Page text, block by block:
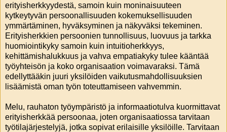
erityisherkkyydestä, samoin kuin moninaisuuteen
kytkeytyvän persoonallisuuden kokemuksellisuuden
ymmärtäminen, hyväksyminen ja näkyväksi tekeminen.
Erityisherkkien persoonien tunnollisuus, luovuus ja tarkka
huomiointikyky samoin kuin intuitioherkkyys,
kehittämishalukkuus ja vahva empatiakyky tulee kääntää
työyhteisön ja koko organisaation voimavaraksi. Tämä
edellyttääkin juuri yksilöiden vaikutusmahdollisuuksien
lisäämistä oman työn toteuttamiseen vahvemmin.
Melu, rauhaton työympäristö ja informaatiotulva kuormittavat
erityisherkkää persoonaa, joten organisaatiossa tarvitaan
työtilajärjestelyjä, jotka sopivat erilaisille yksilöille. Tarvitaan